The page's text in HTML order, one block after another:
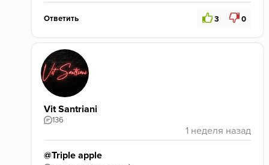
Ответить 3 0
Vit Santriani
136
@Triple apple